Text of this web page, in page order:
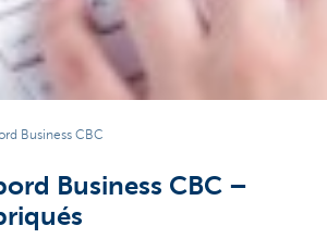
Business CBC
Business CBC –